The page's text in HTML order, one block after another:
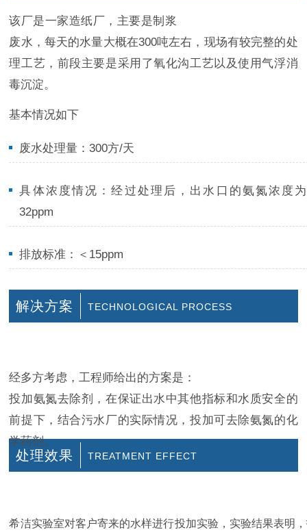
该厂是一家造纸厂，主要是制浆
废水，每天的水量大概在300吨左右，现场有较完整的处
理工艺，前段主要是采用了氧化沟工艺以及使用气浮消
毒沉淀。
基本情况如下
废水处理量：300方/天
具体浓度情况：经过处理后，出水口的氨氮浓度
32ppm
排放标准：＜15ppm
解决方案 TECHNOLOGICAL PROCESS
经多方考虑，工程师给出的方案是：
投加氨氮去除剂，在保证出水中其他指标和水质安全的
前提下，结合污水厂的实际情况，投加可去除氨氮的化
学药剂。
处理效果 TREATMENT EFFECT
希洁实验室对客户寄来的水样进行投加实验，实验结果表明